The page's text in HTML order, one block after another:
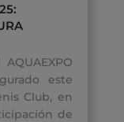
este
Club, en
de